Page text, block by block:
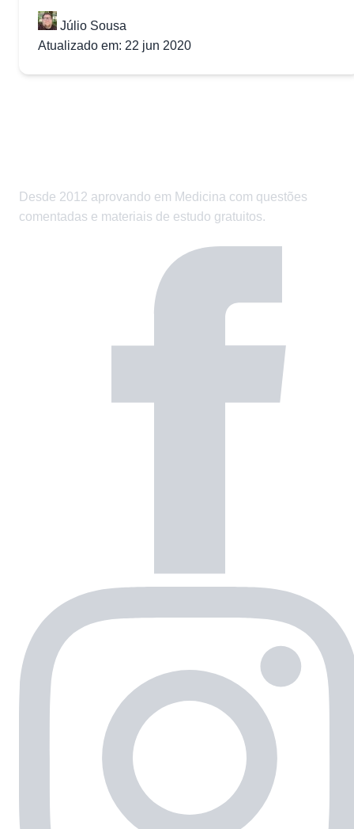
Projeto Medicina...
Júlio Sousa
Atualizado em: 22 jun 2020
Desde 2012 aprovando em Medicina com questões
comentadas e materiais de estudo gratuitos.